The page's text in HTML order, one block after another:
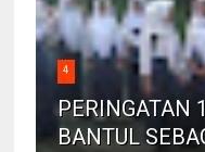
4
PERINGATAN
BANTUL